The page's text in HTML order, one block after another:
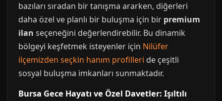
bazıları sıradan bir tanışma ararken, diğerleri
daha özel ve planlı bir buluşma için bir premium
ilan seçeneğini değerlendirebilir. Bu dinamik
bölgeyi keşfetmek isteyenler için Nilüfer
ilçemizden seçkin hanım profilleri de çeşitli
sosyal buluşma imkanları sunmaktadır.
Bursa Gece Hayatı ve Özel Davetler: Işıltılı